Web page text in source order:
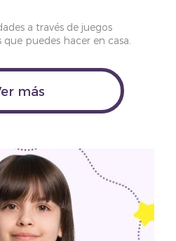
a través de juegos
puedes hacer en casa.
más